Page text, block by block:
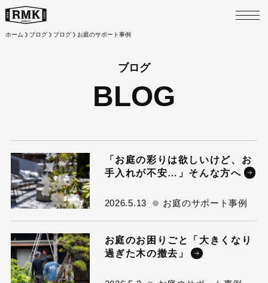
ホーム ブログ ブログ お庭のサポート事例
ブログ
BLOG
「お庭の彩りは欲しいけど、お
手入れが不安…」そんな方へ
2026.5.13 お庭のサポート事例
お庭のお困りごと「大きくなり
過ぎた木の撤去」